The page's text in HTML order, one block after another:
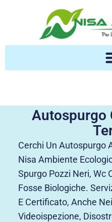
Autospurgo
Cerchi Un Autospurgo
Nisa Ambiente
Spurgo Pozzi Neri, Wc
Fosse Biologiche.
E Certificato, Anche
Videoispezione,